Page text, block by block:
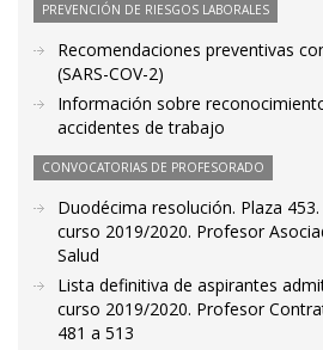
PREVENCIÓN DE RIESGOS LABORALES
Recomendaciones preventivas
(SARS-COV-2)
Información sobre
accidentes de trabajo
CONVOCATORIAS DE PROFESORADO
Duodécima resolución. Plaza
curso 2019/2020. Profesor
Salud
Lista definitiva de aspirantes
curso 2019/2020. Profesor
481 a 513